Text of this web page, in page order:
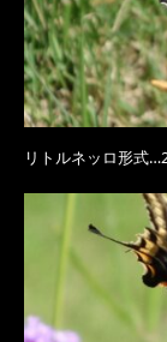
リトルネッロ形式…2